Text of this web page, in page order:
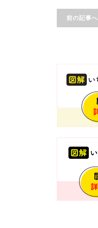
前の記事へ